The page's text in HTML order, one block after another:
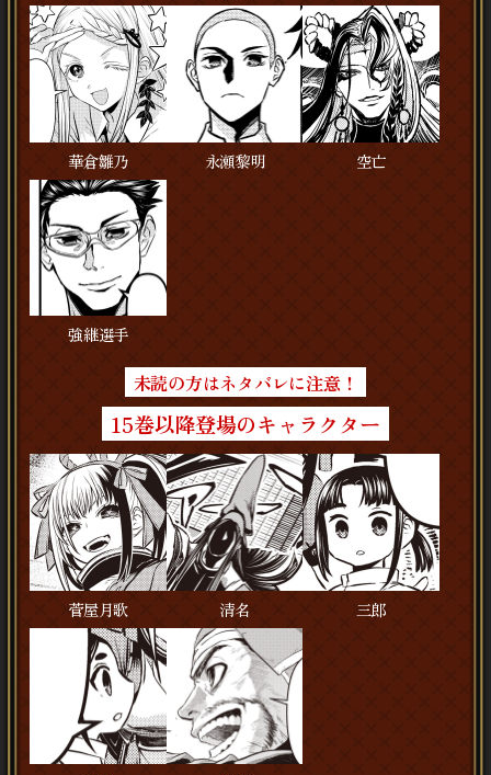
華倉雛乃 永瀬黎明 空亡
強継選手
未読の方はネタバレに注意！
15巻以降登場のキャラクター
菅屋月歌 清名 三郎